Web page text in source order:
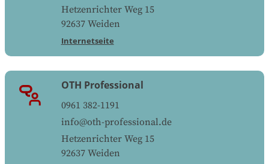
Hetzenrichter Weg 15
92637 Weiden
Internetseite
OTH Professional
0961 382-1191
info@oth-professional.de
Hetzenrichter Weg 15
92637 Weiden